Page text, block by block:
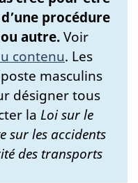
procédure
autre.Voir
contenu. Les
masculins
désigner tous
la Loi sur le
sur les accidents
des transports